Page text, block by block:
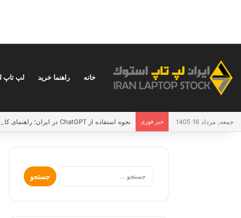
خانه راهنما خرید لپ تاپ
جمعه, مرداد 16 1405 خبر فوری نحوه استفاده از ChatGPT در ایران؛ راهنمای کامل و بدون دردسر
جستجو
برای: